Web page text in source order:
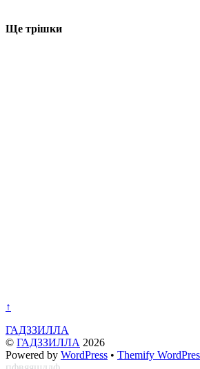
Ще трішки
↑
ГАДЗЗИЛЛА
© ГАДЗЗИЛЛА 2026
Powered by WordPress • Themify